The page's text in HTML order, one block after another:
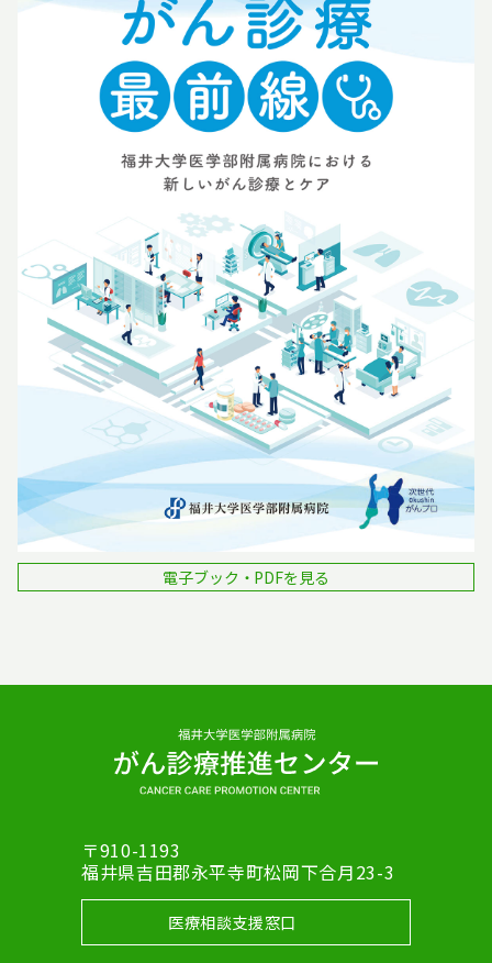
電子ブック・PDFを見る
〒910-1193
福井県吉田郡永平寺町松岡下合月23-3
医療相談支援窓口